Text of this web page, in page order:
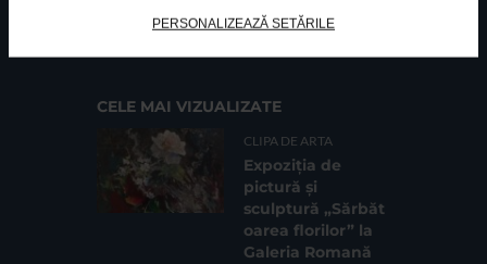
PERSONALIZEAZĂ SETĂRILE
Cod fiscal: 9164384Sediu social: Str. Delfinului, Nr. 6, parter Bl. 42,
CELE MAI VIZUALIZATE
CLIPA DE ARTA
Expoziția de
pictură și
sculptură „Sărbăt
oarea florilor” la
Galeria Romană